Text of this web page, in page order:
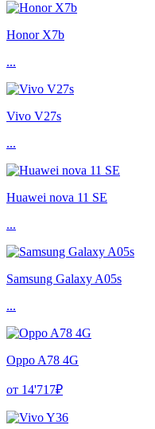
Honor X7b
...
Vivo V27s
...
Huawei nova 11 SE
...
Samsung Galaxy A05s
...
Oppo A78 4G
от 14'717₽